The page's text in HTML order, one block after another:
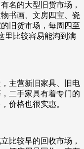
名的大型旧货市场，
书画、文房四宝、瓷
旧货市场，每周四至
里比较容易能淘到满
主营新旧家具、旧电
二手家具有着专门的
价格也很实惠。
比较早的回收市场，